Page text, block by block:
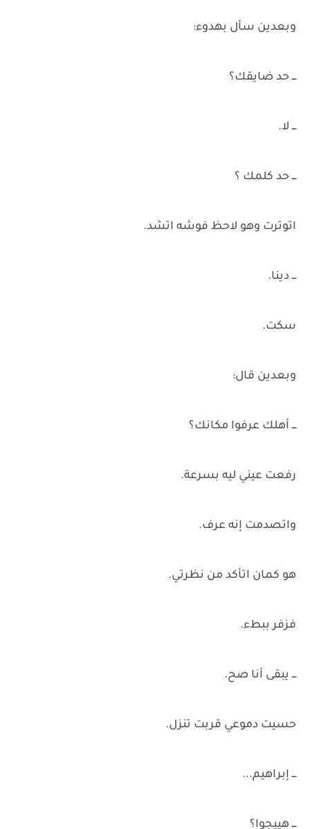
وبعدين سأل بهدوء:
ـــ حد ضايقك؟
ـــ لا.
ـــ حد كلمك ؟
اتوترت وهو لاحظ فوشه اتشد.
ـــ دينا.
سكت.
وبعدين قال:
ـــ أهلك عرفوا مكانك؟
رفعت عيني ليه بسرعة.
واتصدمت إنه عرف.
هو كمان اتأكد من نظرتي.
فزفر ببطء.
ـــ يبقى أنا صح.
حسيت دموعي قربت تنزل.
ـــ إبراهيم...
ـــ هييجوا؟